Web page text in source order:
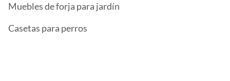
Muebles de forja para jardín
Casetas para perros